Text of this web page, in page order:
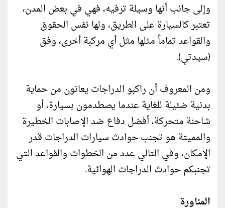
وإلى جانب أنها وسيلة ترفيه، فهي في بعض المدن،
تعتبر كالسيارة على الطريق، ولها نفس الحقوق
والقواعد تماماً مثلها مثل أي مركبة أخرى، وفق
(سيدتي).
ومن المعروف أن راكبو الدراجات يعانون من حماية
بدنية ضئيلة للغاية عندما يصطدمون بسيارة، أو
شاحنة متحركة، أفضل دفاع ضد الإصابات الخطيرة
والمميتة هو تجنب حوادث سيارات الدراجات قدر
الإمكان، وفي التالي عدد من الخطوات والقواعد التي
تجنبكم حوادث الدراجات الهوائية.
المناورة